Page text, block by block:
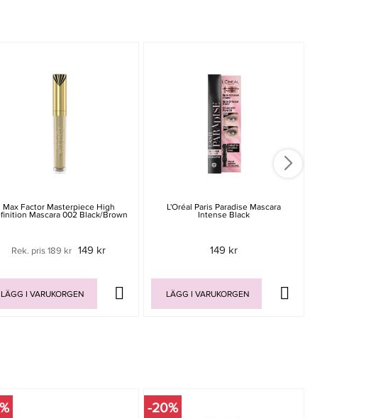
Max Factor Masterpiece High
Mascara 002 Black/Brown
Rek. pris 189 kr 149 kr
LÄGG I VARUKORGEN
L'Oréal Paris Paradise Mascara
Intense Black
149 kr
LÄGG I VARUKORGEN
-20%